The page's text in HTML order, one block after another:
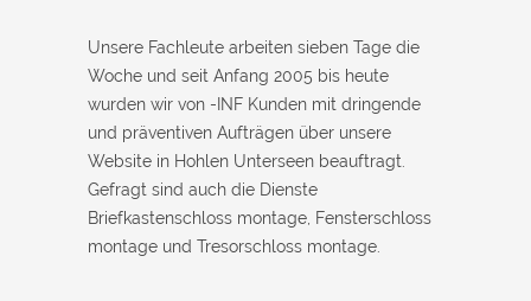
Unsere Fachleute arbeiten sieben Tage die
Woche und seit Anfang 2005 bis heute
wurden wir von -INF Kunden mit dringende
und präventiven Aufträgen über unsere
Website in Hohlen Unterseen beauftragt.
Gefragt sind auch die Dienste
Briefkastenschloss montage, Fensterschloss
montage und Tresorschloss montage.